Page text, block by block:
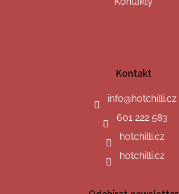
Kontakt
info@hotchilli.cz
601 222 583
hotchilli.cz
hotchilli.cz